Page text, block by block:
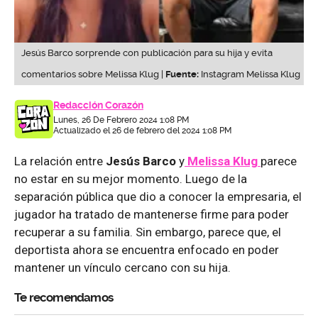
Jesús Barco sorprende con publicación para su hija y evita
comentarios sobre Melissa Klug | Fuente: Instagram Melissa Klug
Redacción Corazón
Lunes, 26 De Febrero 2024 1:08 PM
Actualizado el 26 de febrero del 2024 1:08 PM
La relación entre Jesús Barco y Melissa Klug parece
no estar en su mejor momento. Luego de la
separación pública que dio a conocer la empresaria, el
jugador ha tratado de mantenerse firme para poder
recuperar a su familia. Sin embargo, parece que, el
deportista ahora se encuentra enfocado en poder
mantener un vínculo cercano con su hija.
Te recomendamos